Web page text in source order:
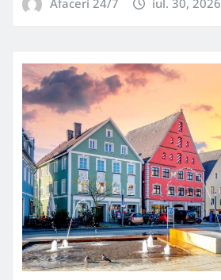
Afaceri 24/7 iul. 30, 2026